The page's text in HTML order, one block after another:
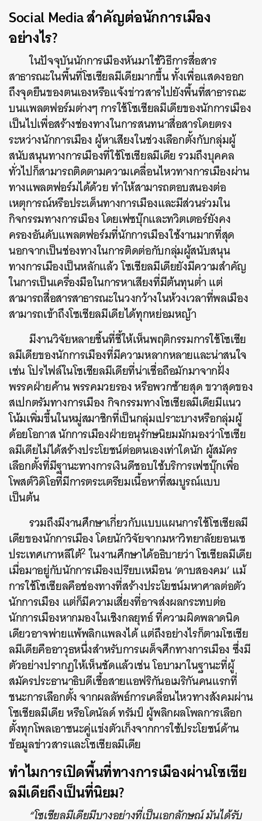
Social Media สำคัญต่อนักการเมือง
อย่างไร?
ในปัจจุบันนักการเมืองหันมาใช้วิธีการสื่อสาร
สาธารณะในพื้นที่โซเชียลมีเดียมากขึ้น ทั้งเพื่อแสดงออก
ถึงจุดยืนของตนเองหรือแจ้งข่าวสารไปยังพื้นที่สาธารณะ
บนแพลตฟอร์มต่างๆ การใช้โซเชียลมีเดียของนักการเมือง
เป็นไปเพื่อสร้างช่องทางในการสนทนาสื่อสารโดยตรง
ระหว่างนักการเมือง ผู้หาเสียงในช่วงเลือกตั้งกับกลุ่มผู้
สนับสนุนทางการเมืองที่ใช้โซเชียลมีเดีย รวมถึงบุคคล
ทั่วไปก็สามารถติดตามความเคลื่อนไหวทางการเมืองผ่าน
ทางแพลตฟอร์มได้ด้วย ทำให้สามารถตอบสนองต่อ
เหตุการณ์หรือประเด็นทางการเมืองและมีส่วนร่วมใน
กิจกรรมทางการเมือง โดยเฟซบุ๊กและทวิตเตอร์ยังคง
ครองอันดับแพลตฟอร์มที่นักการเมืองใช้งานมากที่สุด
นอกจากเป็นช่องทางในการติดต่อกับกลุ่มผู้สนับสนุน
ทางการเมืองเป็นหลักแล้ว โซเชียลมีเดียยังมีความสำคัญ
ในการเป็นเครื่องมือในการหาเสียงที่มีต้นทุนต่ำ แต่
สามารถสื่อสารสาธารณะในวงกว้างในห้วงเวลาที่พลเมือง
สามารถเข้าถึงโซเชียลมีเดียได้ทุกหย่อมหญ้า
มีงานวิจัยหลายชิ้นที่ชี้ให้เห็นพฤติกรรมการใช้โซเชีย
ลมีเดียของนักการเมืองที่มีความหลากหลายและน่าสนใจ
เช่น โปรไฟล์ในโซเชียลมีเดียที่น่าเชื่อถือมักมาจากฝั่ง
พรรคฝ่ายค้าน พรรคมวยรอง หรือพวกซ้ายสุด ขวาสุดของ
สเปกตรัมทางการเมือง กิจกรรมทางโซเชียลมีเดียมีแนว
โน้มเพิ่มขึ้นในหมู่สมาชิกที่เป็นกลุ่มเปราะบางหรือกลุ่มผู้
ด้อยโอกาส นักการเมืองฝ่ายอนุรักษนิยมมักมองว่าโซเชีย
ลมีเดียไม่ได้สร้างประโยชน์ต่อตนเองเท่าใดนัก ผู้สมัคร
เลือกตั้งที่มีฐานะทางการเงินดีชอบใช้บริการเฟซบุ๊กเพื่อ
โพสต์วิดิโอที่มีการตระเตรียมเนื้อหาที่สมบูรณ์แบบ
เป็นต้น
รวมถึงมีงานศึกษาเกี่ยวกับแบบแผนการใช้โซเชียลมี
เดียของนักการเมือง โดยนักวิจัยจากมหาวิทยาลัยยอนเซ
ประเทศเกาหลีใต้2 ในงานศึกษาได้อธิบายว่า โซเชียลมีเดีย
เมื่อมาอยู่กับนักการเมืองเปรียบเหมือน ‘ดาบสองคม’ แม้
การใช้โซเชียลคือช่องทางที่สร้างประโยชน์มหาศาลต่อตัว
นักการเมือง แต่ก็มีความเสี่ยงที่อาจส่งผลกระทบต่อ
นักการเมืองหากมองในเชิงกลยุทธ์ ที่ความผิดพลาดนิด
เดียวอาจพ่ายแพ้พลิกแพลงได้ แต่ถึงอย่างไรก็ตามโซเชีย
ลมีเดียคืออาวุธหนึ่งสำหรับการเผด็จศึกทางการเมือง ซึ่งมี
ตัวอย่างปรากฏให้เห็นชัดแล้วเช่น โอบามาในฐานะที่ผู้
สมัครประธานาธิบดีเชื้อสายแอฟริกันอเมริกันคนแรกที่
ชนะการเลือกตั้ง จากผลลัพธ์การเคลื่อนไหวทางสังคมผ่าน
โซเชียลมีเดีย หรือโดนัลด์ ทรัมป์ ผู้พลิกผลโพลการเลือก
ตั้งทุกโพลเอาชนะคู่แข่งตัวเก็งจากการใช้ประโยชน์ด้าน
ข้อมูลข่าวสารและโซเชียลมีเดีย
ทำไมการเปิดพื้นที่ทางการเมืองผ่านโซเชีย
ลมีเดียถึงเป็นที่นิยม?
“โซเชียลมีเดียมีบางอย่างที่เป็นเอกลักษณ์ มันได้รับ